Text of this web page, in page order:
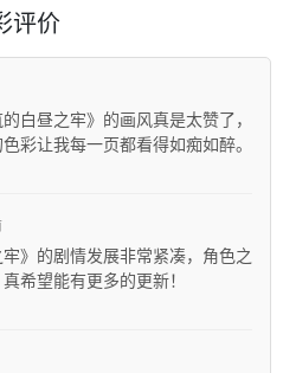
评价
白昼之牢》的画风真是太赞了，
彩让我每一页都看得如痴如醉。
牢》的剧情发展非常紧凑，角色之
希望能有更多的更新！